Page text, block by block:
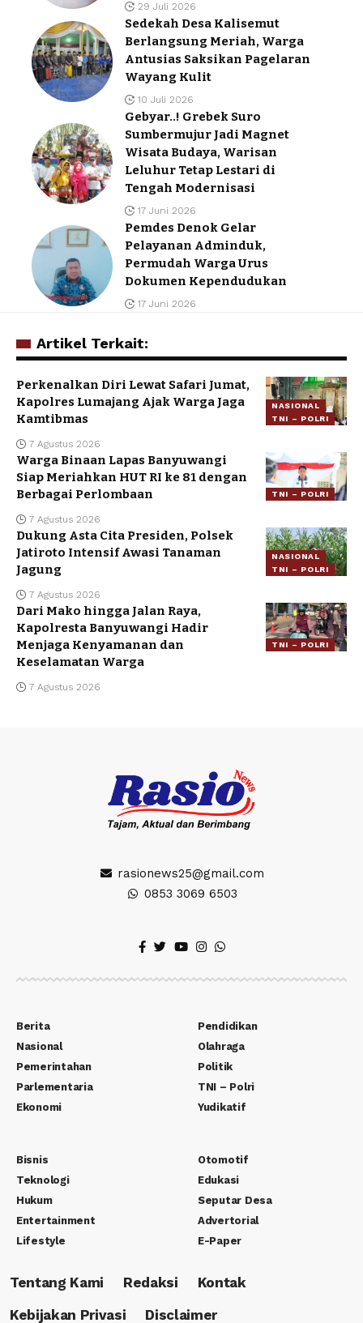
29 Juli 2026
Sedekah Desa Kalisemut
Berlangsung Meriah, Warga
Antusias Saksikan Pagelaran
Wayang Kulit
10 Juli 2026
Gebyar..! Grebek Suro
Sumbermujur Jadi Magnet
Wisata Budaya, Warisan
Leluhur Tetap Lestari di
Tengah Modernisasi
17 Juni 2026
Pemdes Denok Gelar
Pelayanan Adminduk,
Permudah Warga Urus
Dokumen Kependudukan
17 Juni 2026
Artikel Terkait:
NASIONAL
TNI – POLRI
Perkenalkan Diri Lewat Safari Jumat,
Kapolres Lumajang Ajak Warga Jaga
Kamtibmas
7 Agustus 2026
TNI – POLRI
Warga Binaan Lapas Banyuwangi
Siap Meriahkan HUT RI ke 81 dengan
Berbagai Perlombaan
7 Agustus 2026
NASIONAL
TNI – POLRI
Dukung Asta Cita Presiden, Polsek
Jatiroto Intensif Awasi Tanaman
Jagung
7 Agustus 2026
TNI – POLRI
Dari Mako hingga Jalan Raya,
Kapolresta Banyuwangi Hadir
Menjaga Kenyamanan dan
Keselamatan Warga
7 Agustus 2026
rasionews25@gmail.com
0853 3069 6503
Berita
Nasional
Pemerintahan
Parlementaria
Ekonomi
Pendidikan
Olahraga
Politik
TNI – Polri
Yudikatif
Bisnis
Teknologi
Hukum
Entertainment
Lifestyle
Otomotif
Edukasi
Seputar Desa
Advertorial
E-Paper
Tentang Kami Redaksi
Kontak
Kebijakan Privasi
Disclaimer